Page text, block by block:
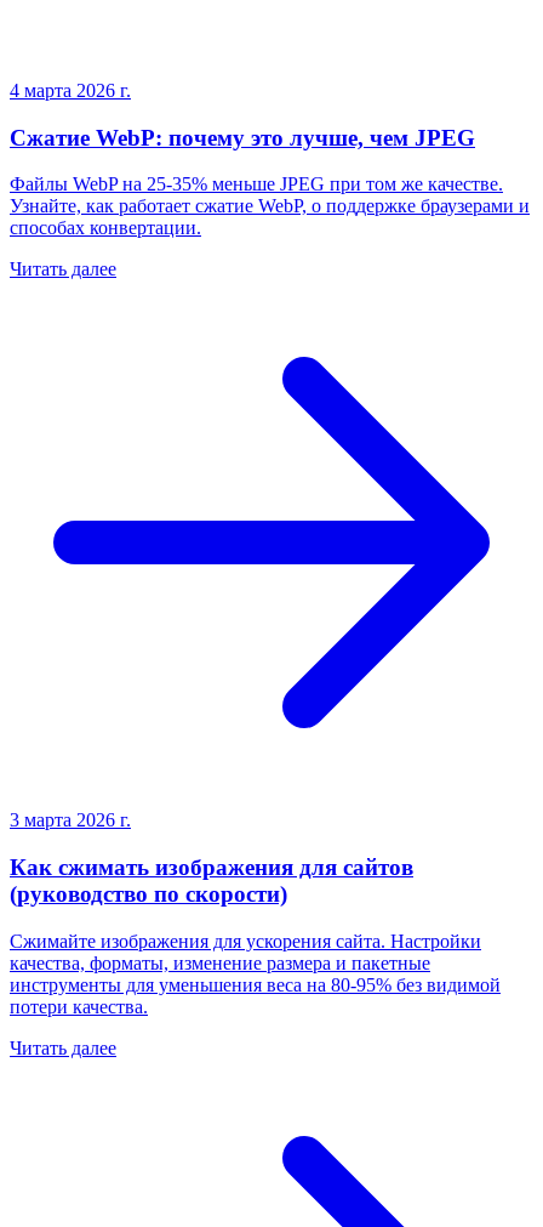
4 марта 2026 г.
Сжатие WebP: почему это лучше, чем JPEG
Файлы WebP на 25-35% меньше JPEG при том же качестве.
Узнайте, как работает сжатие WebP, о поддержке браузерами и
способах конвертации.
Читать далее
3 марта 2026 г.
Как сжимать изображения для сайтов
(руководство по скорости)
Сжимайте изображения для ускорения сайта. Настройки
качества, форматы, изменение размера и пакетные
инструменты для уменьшения веса на 80-95% без видимой
потери качества.
Читать далее